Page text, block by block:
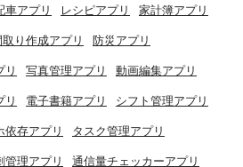
車アプリ レシピアプリ 家計簿アプリ
取り作成アプリ 防災アプリ
リ 写真管理アプリ 動画編集アプリ
リ 電子書籍アプリ シフト管理アプリ
依存アプリ タスク管理アプリ
管理アプリ 通信量チェッカーアプリ